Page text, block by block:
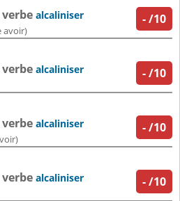
-/10
alcaliniser
avoir)
-/10
alcaliniser
-/10
alcaliniser
-/10
alcaliniser